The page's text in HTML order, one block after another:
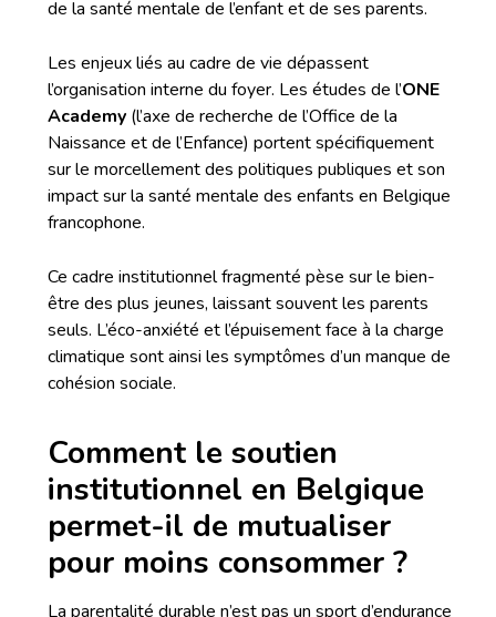
de la santé mentale de l’enfant et de ses parents.
Les enjeux liés au cadre de vie dépassent
l’organisation interne du foyer. Les études de l’ONE
Academy (l’axe de recherche de l’Office de la
Naissance et de l’Enfance) portent spécifiquement
sur le morcellement des politiques publiques et son
impact sur la santé mentale des enfants en Belgique
francophone.
Ce cadre institutionnel fragmenté pèse sur le bien-
être des plus jeunes, laissant souvent les parents
seuls. L’éco-anxiété et l’épuisement face à la charge
climatique sont ainsi les symptômes d’un manque de
cohésion sociale.
Comment le soutien
institutionnel en Belgique
permet-il de mutualiser
pour moins consommer ?
La parentalité durable n’est pas un sport d’endurance